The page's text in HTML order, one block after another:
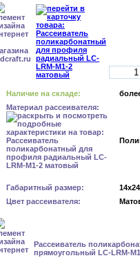
Наличие на складе:
Материал рассеивателя:
Габаритный размер:
Цвет рассеивателя:
Рассеиватель
прямоугольный LC-LRM-